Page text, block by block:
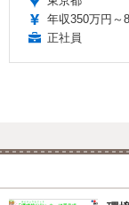
年収350万円～
正社員